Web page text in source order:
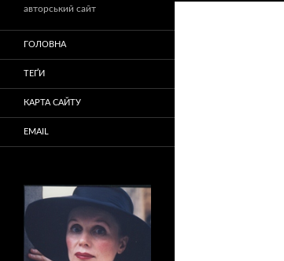
авторський сайт
ГОЛОВНА
ТЕҐИ
КАРТА САЙТУ
EMAIL